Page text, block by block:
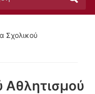
Σχολικού
Αθλητισμού